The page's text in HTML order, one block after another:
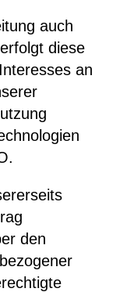
auch
diese
an
den